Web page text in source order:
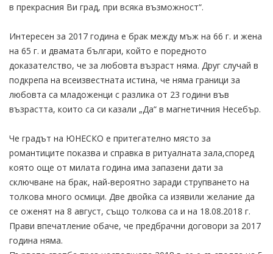
в прекрасния Ви град, при всяка възможност“.
Интересен за 2017 година е брак между мъж на 66 г. и жена
на 65 г. и двамата българи, който е поредното
доказателство, че за любовта възраст няма. Друг случай в
подкрепа на всеизвестната истина, че няма граници за
любовта са младоженци с разлика от 23 години във
възрастта, които са си казали „Да“ в магнетичния Несебър.
Че градът на ЮНЕСКО е притегателно място за
романтиците показва и справка в ритуалната зала,според
която още от милата година има запазени дати за
сключване на брак, най-вероятно заради струпването на
толкова много осмици. Две двойка са изявили желание да
се оженят на 8 август, също толкова са и на 18.08.2018 г.
Прави впечатление обаче, че предбрачни договори за 2017
година няма.